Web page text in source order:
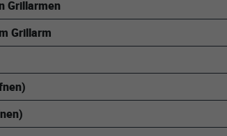
Grillarmen
Grillarm